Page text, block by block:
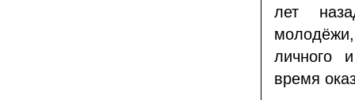
лет
личного
время